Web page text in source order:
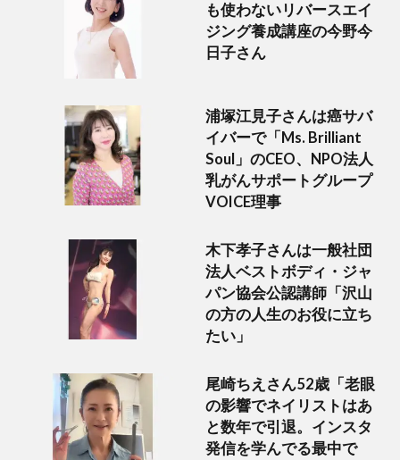
も使わないリバースエイ
ジング養成講座の今野今
日子さん
浦塚江見子さんは癌サバ
イバーで「Ms. Brilliant
Soul」のCEO、NPO法人
乳がんサポートグループ
VOICE理事
木下孝子さんは一般社団
法人ベストボディ・ジャ
パン協会公認講師「沢山
の方の人生のお役に立ち
たい」
尾崎ちえさん52歳「老眼
の影響でネイリストはあ
と数年で引退。インスタ
発信を学んでる最中で